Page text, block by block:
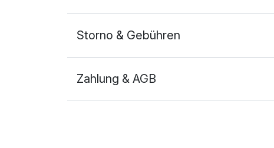
Storno & Gebühren
Zahlung & AGB